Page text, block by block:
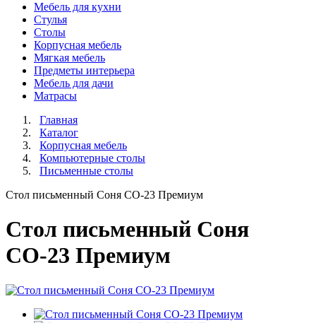
Мебель для кухни
Стулья
Столы
Корпусная мебель
Мягкая мебель
Предметы интерьера
Мебель для дачи
Матраcы
Главная
Каталог
Корпусная мебель
Компьютерные столы
Письменные столы
Стол письменный Соня СО-23 Премиум
Стол письменный Соня
СО-23 Премиум